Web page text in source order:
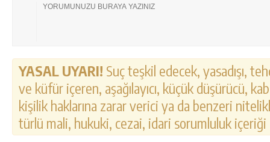
YASAL UYARI! Suç teşkil edecek, yasadışı,
ve küfür içeren, aşağılayıcı, küçük düşürücü,
kişilik haklarına zarar verici ya da benzeri
türlü mali, hukuki, cezai, idari sorumluluk